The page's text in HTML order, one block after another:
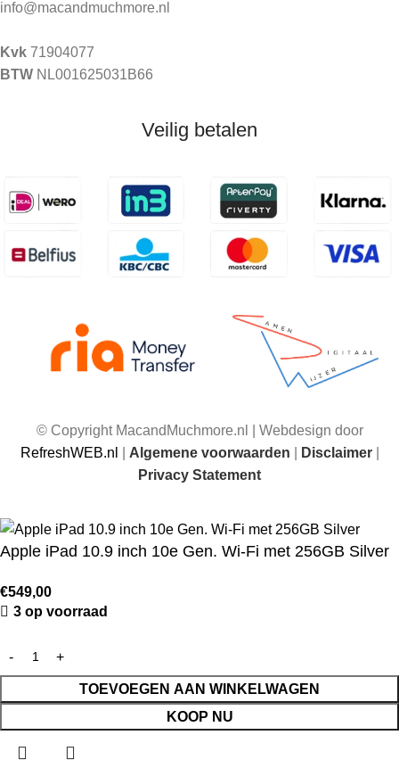
info@macandmuchmore.nl
Kvk 71904077
BTW NL001625031B66
Veilig betalen
© Copyright MacandMuchmore.nl | Webdesign door
RefreshWEB.nl
Algemene voorwaarden Disclaimer|
Privacy Statement
Apple iPad 10.9 inch 10e Gen. Wi-Fi met 256GB Silver
€549,00
3 op voorraad
TOEVOEGEN AAN WINKELWAGEN
KOOP NU